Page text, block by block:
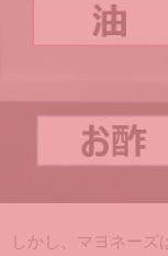
しかし、マヨネーズ